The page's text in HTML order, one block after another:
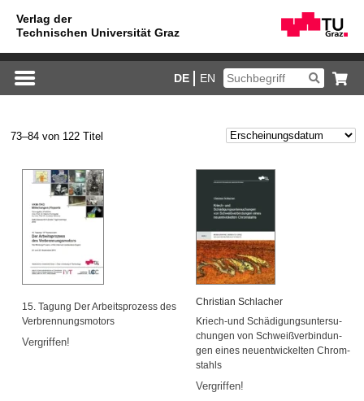
DE EN
73–84 von 122 Titel
15. Ta­gung Der Ar­beits­pro­zess des
Ver­bren­nungs­mo­tors
Ver­grif­fen!
Chris­ti­an Schla­cher
Kriech-und Schä­di­gungs­un­ter­su­
chun­gen von Schweiß­ver­bin­dun­
gen eines neu­ent­wi­ckel­ten Chrom­
stahls
Ver­grif­fen!